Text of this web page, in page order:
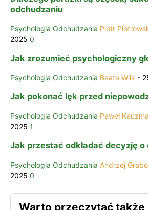
odchudzaniu
Psychologia Odchudzania Piotr
2025 0
Jak zrozumieć psychologiczny
Psychologia Odchudzania Beata Wilk -
Jak pokonać lęk przed
Psychologia Odchudzania Paweł
2025 1
Jak przestać odkładać decyzję
Psychologia Odchudzania Andrzej
2025 0
Warto przeczytać także